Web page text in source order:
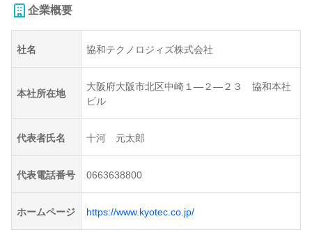
企業概要
社名 協和テクノロジィズ株式会社
本社所在地
大阪府大阪市北区中崎１―２―２３ 協和本社
ビル
代表者氏名 十河 元太郎
代表電話番号 0663638800
ホームページ https://www.kyotec.co.jp/